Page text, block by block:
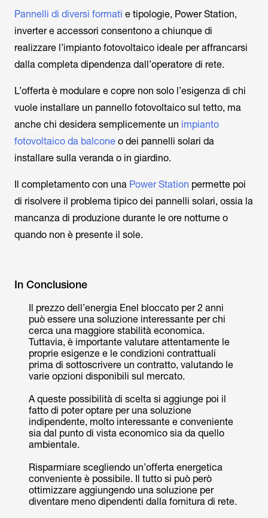
Pannelli di diversi formati e tipologie, Power Station,
inverter e accessori consentono a chiunque di
realizzare l’impianto fotovoltaico ideale per affrancarsi
dalla completa dipendenza dall’operatore di rete.
L’offerta è modulare e copre non solo l’esigenza di chi
vuole installare un pannello fotovoltaico sul tetto, ma
anche chi desidera semplicemente un impianto
fotovoltaico da balcone o dei pannelli solari da
installare sulla veranda o in giardino.
Il completamento con una Power Station permette poi
di risolvere il problema tipico dei pannelli solari, ossia la
mancanza di produzione durante le ore notturne o
quando non è presente il sole.
In Conclusione
Il prezzo dell’energia Enel bloccato per 2 anni
può essere una soluzione interessante per chi
cerca una maggiore stabilità economica.
Tuttavia, è importante valutare attentamente le
proprie esigenze e le condizioni contrattuali
prima di sottoscrivere un contratto, valutando le
varie opzioni disponibili sul mercato.
A queste possibilità di scelta si aggiunge poi il
fatto di poter optare per una soluzione
indipendente, molto interessante e conveniente
sia dal punto di vista economico sia da quello
ambientale.
Risparmiare scegliendo un’offerta energetica
conveniente è possibile. Il tutto si può però
ottimizzare aggiungendo una soluzione per
diventare meno dipendenti dalla fornitura di rete.